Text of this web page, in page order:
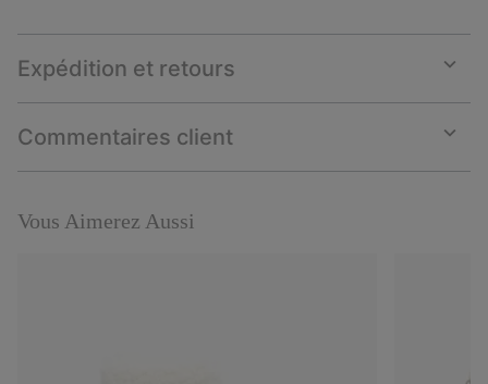
Expédition et retours
or
Commentaires client
or
Vous Aimerez Aussi